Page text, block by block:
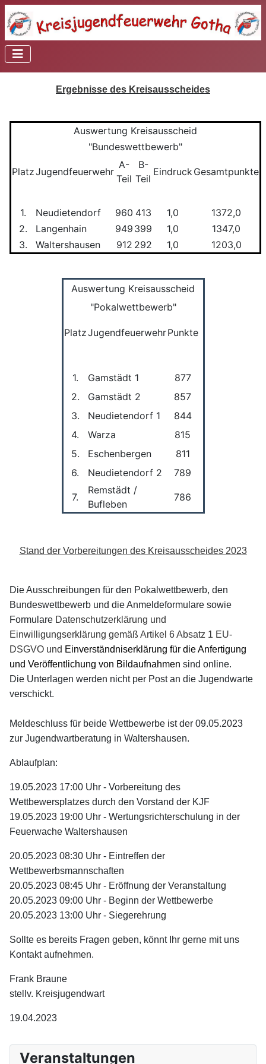
Veranstaltungen
Ergebnisse des Kreisausscheides
Auswertung Kreisausscheid
"Bundeswettbewerb"
PlatzJugendfeuerwehr
A-
Teil
B-
Teil
EindruckGesamtpunkte
1. Neudietendorf 960 413 1,0
1372,0
2.
Langenhain 949 399 1,0
1347,0
3.
Waltershausen 912 292 1,0 1203,0
Auswertung Kreisausscheid
"Pokalwettbewerb"
PlatzJugendfeuerwehrPunkte
1. Gamstädt 1
877
2.
Gamstädt 2
857
3.
Neudietendorf 1
844
4.
Warza
815
5.
Eschenbergen
811
6.
Neudietendorf 2 789
7.
Remstädt /
Bufleben
786
Stand der Vorbereitungen des Kreisausscheides 2023
Die Ausschreibungen für den Pokalwettbewerb, den
Bundeswettbewerb und die Anmeldeformulare sowie
Formulare Datenschutzerklärung und
Einwilligungserklärung gemäß Artikel 6 Absatz 1 EU-
DSGVO und Einverständniserklärung für die Anfertigung
und Veröffentlichung von Bildaufnahmen sind online.
Die Unterlagen werden nicht per Post an die Jugendwarte
verschickt.
Meldeschluss für beide Wettbewerbe ist der 09.05.2023
zur Jugendwartberatung in Waltershausen.
Ablaufplan:
19.05.2023 17:00 Uhr - Vorbereitung des
Wettbewersplatzes durch den Vorstand der KJF
19.05.2023 19:00 Uhr - Wertungsrichterschulung in der
Feuerwache Waltershausen
20.05.2023 08:30 Uhr - Eintreffen der
Wettbewerbsmannschaften
20.05.2023 08:45 Uhr - Eröffnung der Veranstaltung
20.05.2023 09:00 Uhr - Beginn der Wettbewerbe
20.05.2023 13:00 Uhr - Siegerehrung
Sollte es bereits Fragen geben, könnt Ihr gerne mit uns
Kontakt aufnehmen.
Frank Braune
stellv. Kreisjugendwart
19.04.2023